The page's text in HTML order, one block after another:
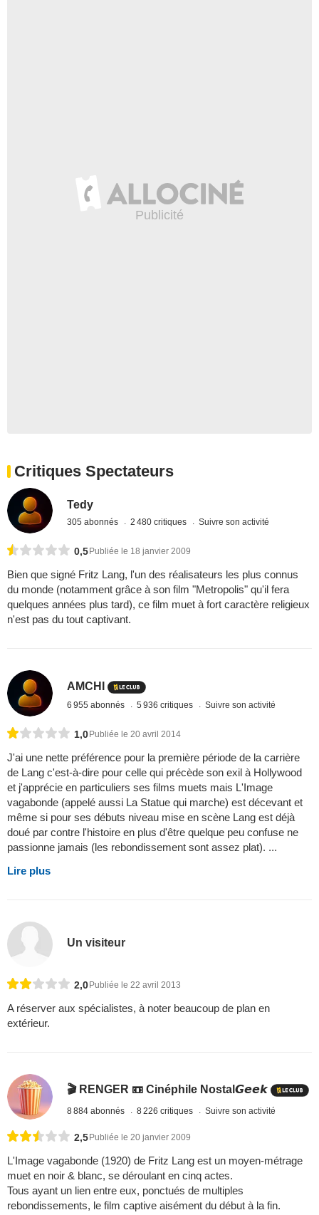
Critiques Spectateurs
Tedy
305 abonnés 2 480 critiques Suivre son activité
0,5 Publiée le 18 janvier 2009
Bien que signé Fritz Lang, l'un des réalisateurs les plus connus
du monde (notamment grâce à son film "Metropolis" qu'il fera
quelques années plus tard), ce film muet à fort caractère religieux
n'est pas du tout captivant.
AMCHI
6 955 abonnés 5 936 critiques Suivre son activité
1,0Publiée le 20 avril 2014
J'ai une nette préférence pour la première période de la carrière
de Lang c'est-à-dire pour celle qui précède son exil à Hollywood
et j'apprécie en particuliers ses films muets mais L'Image
vagabonde (appelé aussi La Statue qui marche) est décevant et
même si pour ses débuts niveau mise en scène Lang est déjà
doué par contre l'histoire en plus d'être quelque peu confuse ne
passionne jamais (les rebondissement sont assez plat). ...
Lire plus
Un visiteur
2,0Publiée le 22 avril 2013
A réserver aux spécialistes, à noter beaucoup de plan en
extérieur.
🎬 RENGER 📼 Cinéphile Nostal𝙂𝙚𝙚𝙠
8 884 abonnés 8 226 critiques Suivre son activité
2,5 Publiée le 20 janvier 2009
L'Image vagabonde (1920) de Fritz Lang est un moyen-métrage
muet en noir & blanc, se déroulant en cinq actes.
Tous ayant un lien entre eux, ponctués de multiples
rebondissements, le film captive aisément du début à la fin.